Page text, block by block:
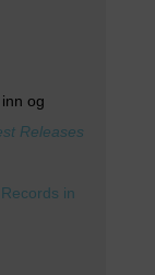
og
Releases
in